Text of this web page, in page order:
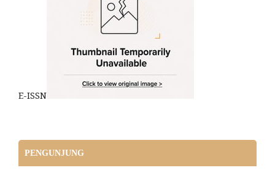
E-ISSN
PENGUNJUNG